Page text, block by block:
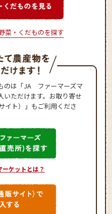
菜・くだものを探す
のは「JA ファーマーズマ
いただけます。お取り寄せ
ト）」もご利用くださ
ケットとは？